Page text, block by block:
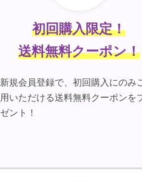
初回購入限定！
送料無料クーポン！
新規会員登録で、初回購入にのみ
用いただける送料無料クーポンを
ゼント！